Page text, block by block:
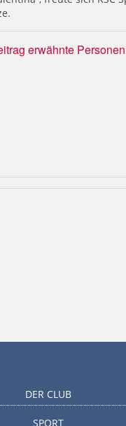
erwähnte
DER CLUB
SPORT